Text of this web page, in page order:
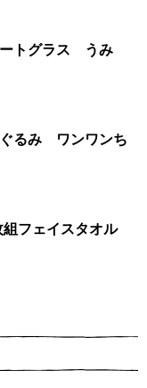
ぐんだん デザートグラス うみ
ぐるみ ワンワンち
フェイスタオル